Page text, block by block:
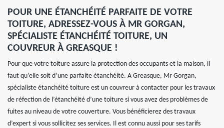
POUR UNE ÉTANCHÉITÉ PARFAITE DE VOTRE
TOITURE, ADRESSEZ-VOUS À MR GORGAN,
SPÉCIALISTE ÉTANCHÉITÉ TOITURE, UN
COUVREUR À GREASQUE !
Pour que votre toiture assure la protection des occupants et la maison, il
faut qu’elle soit d’une parfaite étanchéité. A Greasque, Mr Gorgan,
spécialiste étanchéité toiture est un couvreur à contacter pour les travaux
de réfection de l’étanchéité d’une toiture si vous avez des problèmes de
fuites au niveau de votre couverture. Vous bénéficierez des travaux
d’expert si vous sollicitez ses services. Il est connu aussi pour ses tarifs